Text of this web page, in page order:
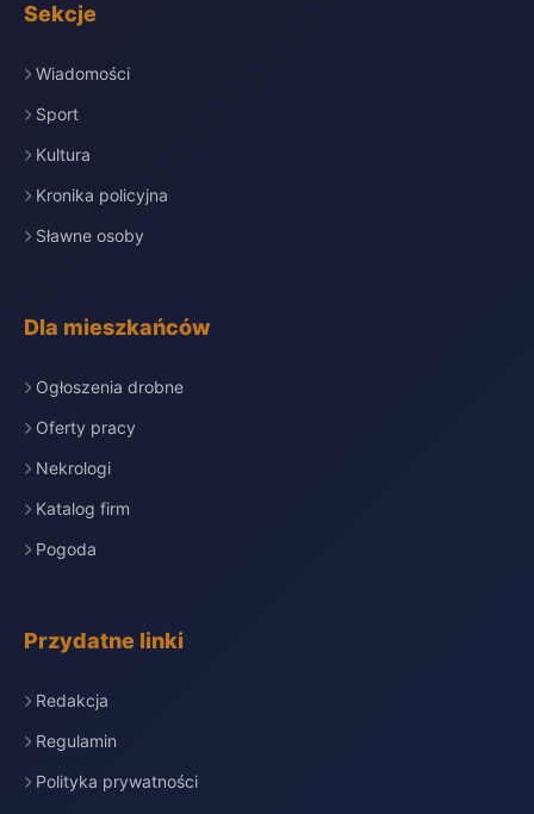
Sekcje
Wiadomości
Sport
Kultura
Kronika policyjna
Sławne osoby
Dla mieszkańców
Ogłoszenia drobne
Oferty pracy
Nekrologi
Katalog firm
Pogoda
Przydatne linki
Redakcja
Regulamin
Polityka prywatności